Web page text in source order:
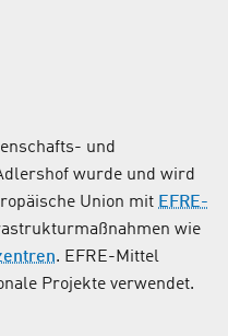
und
wurde und wird
Union mit EFRE-
wie
. EFRE-Mittel
Projekte verwendet.